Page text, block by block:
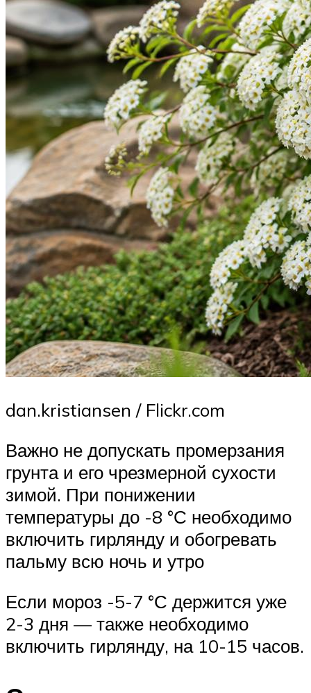
dan.kristiansen / Flickr.com
Важно не допускать промерзания
грунта и его чрезмерной сухости
зимой. При понижении
температуры до -8 °С необходимо
включить гирлянду и обогревать
пальму всю ночь и утро
Если мороз -5-7 °С держится уже
2-3 дня — также необходимо
включить гирлянду, на 10-15 часов.